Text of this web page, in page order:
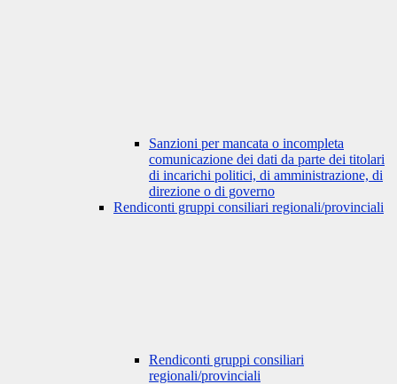
Sanzioni per mancata o incompleta
comunicazione dei dati da parte dei titolari
di incarichi politici, di amministrazione, di
direzione o di governo
Rendiconti gruppi consiliari regionali/provinciali
Rendiconti gruppi consiliari
regionali/provinciali